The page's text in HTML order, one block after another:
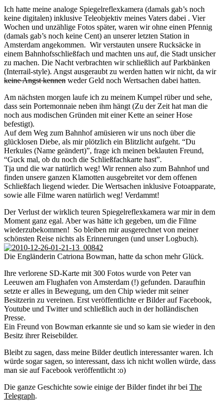
Ich hatte meine analoge Spiegelreflexkamera (damals gab’s noch
keine digitalen) inklusive Teleobjektiv meines Vaters dabei . Vier
Wochen und unzählige Fotos später, waren wir ohne einen Pfennig
(damals gab’s noch keine Cent) an unserer letzten Station in
Amsterdam angekommen. Wir verstauten unsere Rucksäcke in
einem Bahnhofsschließfach und machten uns auf, die Stadt unsicher
zu machen. Die Nacht verbrachten wir schließlich auf Parkbänken
(Interrail-style). Angst ausgeraubt zu werden hatten wir nicht, da wir
keine Angst kennen weder Geld noch Wertsachen dabei hatten.
Am nächsten morgen laufe ich zu meinem Kumpel rüber und sehe,
dass sein Portemonnaie neben ihm hängt (Zu der Zeit hat man die
noch aus modischen Gründen mit einer Kette an seiner Hose
befestigt).
Auf dem Weg zum Bahnhof amüsieren wir uns noch über die
glücklosen Diebe, als mir plötzlich ein Blitzlicht aufgeht. “Du
Herkules (Name geändert)”, frage ich meinen beklauten Freund,
“Guck mal, ob du noch die Schließfachkarte hast”.
Tja und die war natürlich weg! Wir rennen also zum Bahnhof und
finden unsere ganzen Klamotten ausgebreitet vor dem offenen
Schließfach liegend wieder. Die Wertsachen inklusive Fotoapparate,
sowie alle Filme waren natürlich weg! Verdammt!
Der Verlust der wirklich teuren Spiegelreflexkamera war mir in dem
Moment ganz egal. Aber was hätte ich gegeben, um die Filme
wiederzubekommen! So bleiben mir ausgerechnet von meiner
schönsten Reise nichts als Erinnerungen (und unser Logbuch).
Die Engländerin Catriona Bowman, hatte da schon mehr Glück.
Ihre verlorene SD-Karte mit 300 Fotos wurde von Peter van
Leeuwen am Flughafen von Amsterdam (!) gefunden. Daraufhin
setzte er alles in Bewegung, um den Chip wieder mit seiner
Besitzerin zu vereinen. Erst veröffentlichte er Bilder auf Facebook,
Youtube und Twitter und schließlich auch in der holländischen
Presse.
Ein Freund von Bowman erkannte sie und so kam sie wieder in den
Besitz ihrer Reisebilder.
Bleibt zu sagen, dass meine Bilder deutlich interessanter waren. Ich
würde sogar sagen, so interessant, dass ich nicht wollen würde, dass
man sie auf Facebook veröffentlicht :o)
Die ganze Geschichte sowie einige der Bilder findet ihr bei The
Telegraph.